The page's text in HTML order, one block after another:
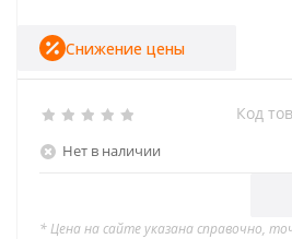
Нет в наличии
Код
Снижение цены
* Цена на сайте указана справочно,